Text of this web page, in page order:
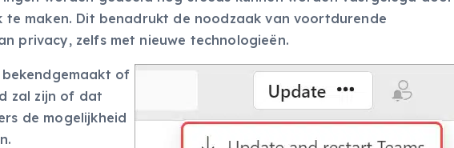
te maken. Dit benadrukt de noodzaak van voortdurende
privacy, zelfs met nieuwe technologieën.
of
zal zijn of dat
de mogelijkheid